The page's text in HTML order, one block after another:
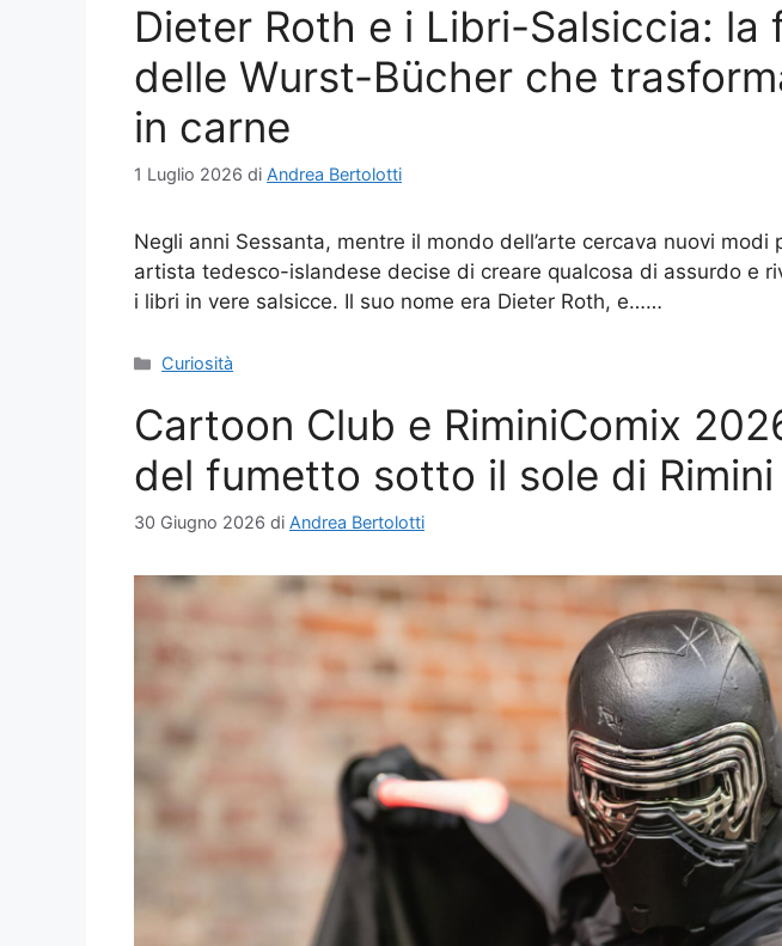
Dieter Roth e i Libri-Salsiccia: la
delle Wurst-Bücher che
in carne
1 Luglio 2026 di Andrea Bertolotti
Negli anni Sessanta, mentre il mondo dell’arte cercava nuovi modi
artista tedesco-islandese decise di creare qualcosa di assurdo e
i libri in vere salsicce. Il suo nome era Dieter Roth, e……
Categorie
Curiosità
Cartoon Club e RiminiComix
del fumetto sotto il sole di Rimini
30 Giugno 2026 di Andrea Bertolotti